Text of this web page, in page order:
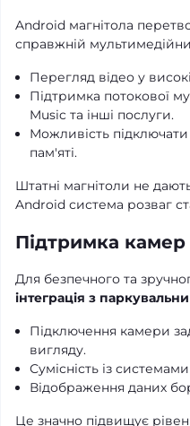
Android магнітола
справжній
Перегляд відео у
Підтримка потокової
Music та інші послуги.
Можливість
пам'яті.
Штатні магнітоли не
Android система розваг
Підтримка камер
Для безпечного та
інтеграція з
Підключення камери
вигляду.
Сумісність із
Відображення даних
Це значно підвищує